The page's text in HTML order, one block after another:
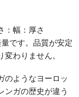
：幅：厚さ
です。品質が安定
わりません。
のようなヨーロッ
ンガの歴史が違う